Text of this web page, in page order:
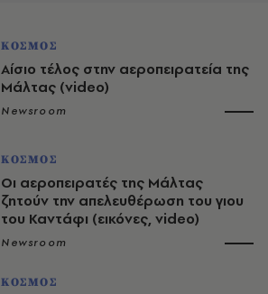
ΚΟΣΜΟΣ
Αίσιο τέλος στην αεροπειρατεία της
Μάλτας (video)
Newsroom
ΚΟΣΜΟΣ
Οι αεροπειρατές της Μάλτας
ζητούν την απελευθέρωση του γιου
του Καντάφι (εικόνες, video)
Newsroom
ΚΟΣΜΟΣ